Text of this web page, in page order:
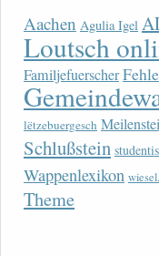
Aachen Agulia Igel
Loutsch
Familjefuerscher
lëtzebuergesch
Schlußstein
Wappenlexikon
Theme